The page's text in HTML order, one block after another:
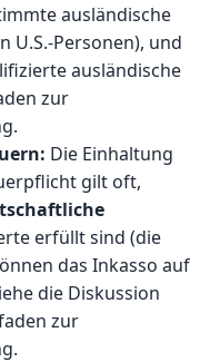
ausländische
U.S.-Personen), und
ausländische
zur
.
Die Einhaltung
gilt oft,
erfüllt sind (die
das Inkasso auf
die Diskussion
zur
.